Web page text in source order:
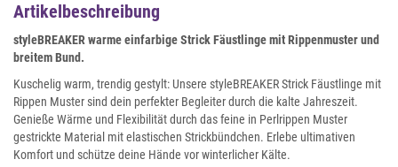
Artikelbeschreibung
styleBREAKER warme einfarbige Strick Fäustlinge mit Rippenmuster und
breitem Bund.
Kuschelig warm, trendig gestylt: Unsere styleBREAKER Strick Fäustlinge mit
Rippen Muster sind dein perfekter Begleiter durch die kalte Jahreszeit.
Genieße Wärme und Flexibilität durch das feine in Perlrippen Muster
gestrickte Material mit elastischen Strickbündchen. Erlebe ultimativen
Komfort und schütze deine Hände vor winterlicher Kälte.